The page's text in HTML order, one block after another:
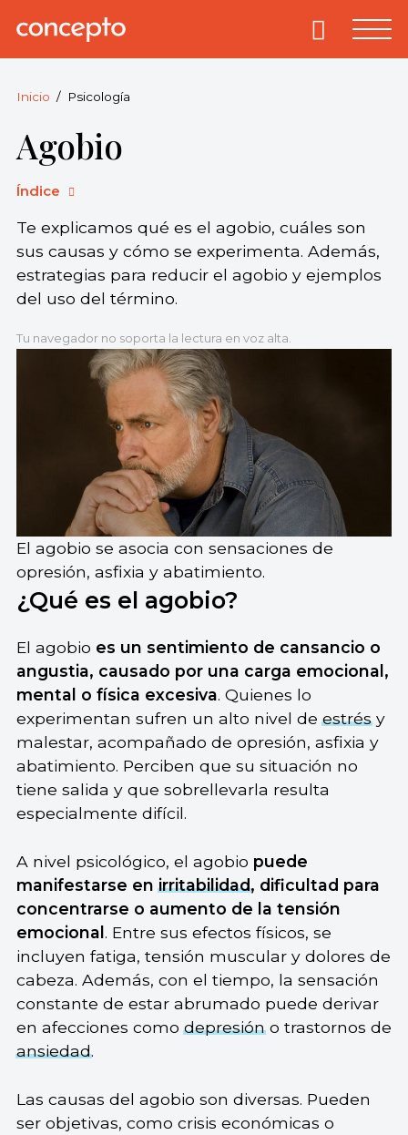
Concepto.
derechos
reservados.
Primary
Inicio Psicología
Agobio
Índice
Te explicamos qué es el agobio, cuáles son
sus causas y cómo se experimenta. Además,
estrategias para reducir el agobio y ejemplos
del uso del término.
Tu navegador no soporta la lectura en voz alta.
El agobio se asocia con sensaciones de
opresión, asfixia y abatimiento.
¿Qué es el agobio?
El agobio es un sentimiento de cansancio o
angustia, causado por una carga emocional,
mental o física excesiva. Quienes lo
experimentan sufren un alto nivel deestrésy
malestar, acompañado de opresión, asfixia y
abatimiento. Perciben que su situación no
tiene salida y que sobrellevarla resulta
especialmente difícil.
A nivel psicológico, el agobio puede
manifestarse enirritabilidad, dificultad para
concentrarse o aumento de la tensión
emocional . Entre sus efectos físicos, se
incluyen fatiga, tensión muscular y dolores de
cabeza. Además, con el tiempo, la sensación
constante de estar abrumado puede derivar
en afecciones comodepresióno trastornos de
ansiedad.
Las causas del agobio son diversas. Pueden
ser objetivas, como crisis económicas o